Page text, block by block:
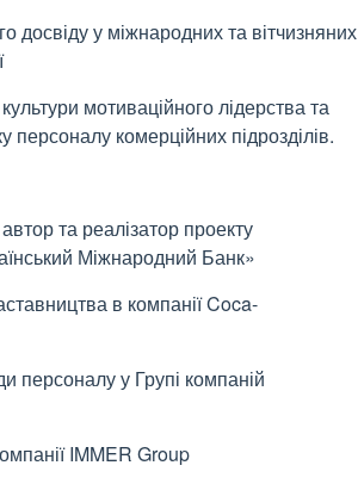
досвіду у міжнародних та вітчизняних
мотиваційного лідерства та
персоналу комерційних підрозділів.
та реалізатор проекту
Міжнародний Банк»
в компанії Coca-
персоналу у Групі компаній
IMMER Group